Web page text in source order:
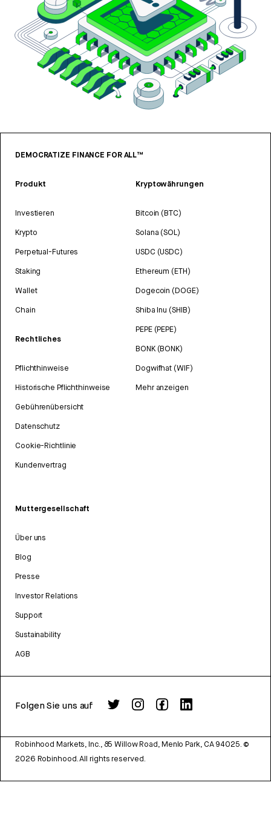
DEMOCRATIZE FINANCE FOR ALL™
Produkt
Investieren
Krypto
Perpetual-Futures
Staking
Wallet
Chain
Rechtliches
Pflichthinweise
Historische Pflichthinweise
Gebührenübersicht
Datenschutz
Cookie-Richtlinie
Kundenvertrag
Kryptowährungen
Bitcoin (BTC)
Solana (SOL)
USDC (USDC)
Ethereum (ETH)
Dogecoin (DOGE)
Shiba Inu (SHIB)
PEPE (PEPE)
BONK (BONK)
Dogwifhat (WIF)
Mehr anzeigen
Muttergesellschaft
Über uns
Blog
Presse
Investor Relations
Support
Sustainability
AGB
Folgen Sie uns auf
Robinhood Markets, Inc., 85 Willow Road, Menlo Park, CA 94025. ©
2026 Robinhood. All rights reserved.